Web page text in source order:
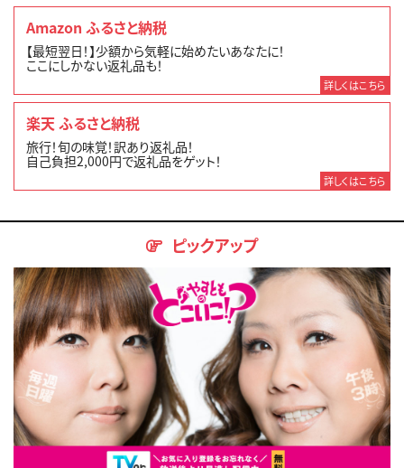
Amazon ふるさと納税
【最短翌日！】少額から気軽に始めたいあなたに！
ここにしかない返礼品も！
詳しくはこちら
楽天 ふるさと納税
旅行！旬の味覚！訳あり返礼品！
自己負担2,000円で返礼品をゲット！
詳しくはこちら
ピックアップ